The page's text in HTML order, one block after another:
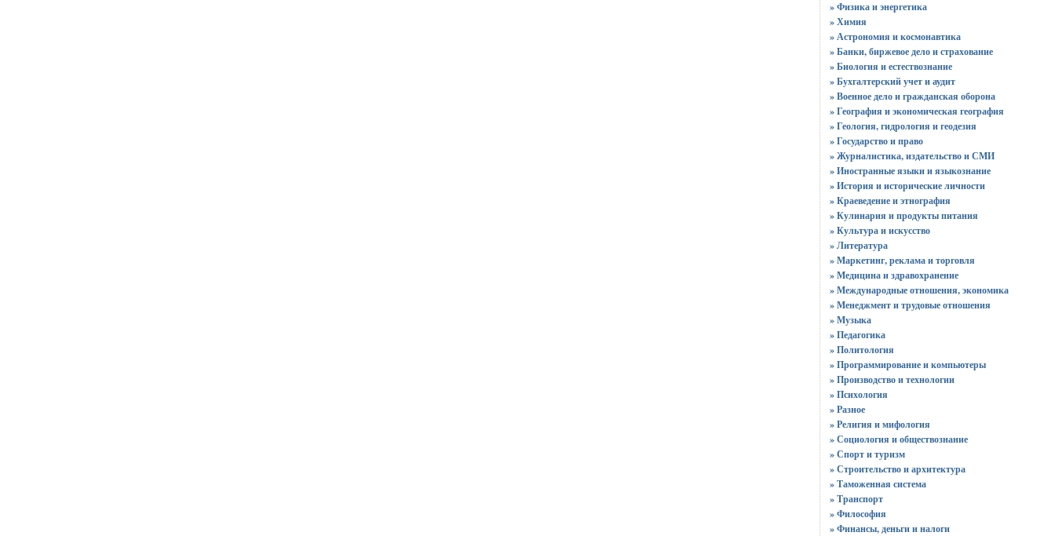
» Физика и энергетика
» Химия
» Астрономия и космонавтика
» Банки, биржевое дело и страхование
» Биология и естествознание
» Бухгалтерский учет и аудит
» Военное дело и гражданская оборона
» География и экономическая география
» Геология, гидрология и геодезия
» Государство и право
» Журналистика, издательство и СМИ
» Иностранные языки и языкознание
» История и исторические личности
» Краеведение и этнография
» Кулинария и продукты питания
» Культура и искусство
» Литература
» Маркетинг, реклама и торговля
» Медицина и здравохранение
» Международные отношения, экономика
» Менеджмент и трудовые отношения
» Музыка
» Педагогика
» Политология
» Программирование и компьютеры
» Производство и технологии
» Психология
» Разное
» Религия и мифология
» Социология и обществознание
» Спорт и туризм
» Строительство и архитектура
» Таможенная система
» Транспорт
» Философия
» Финансы, деньги и налоги